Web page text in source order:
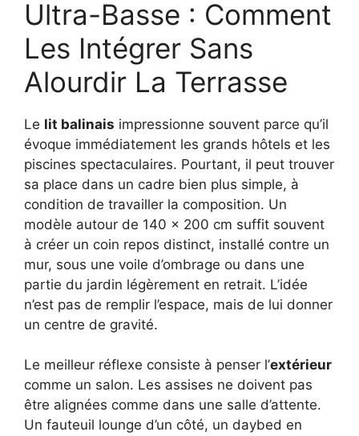
Ultra-Basse : Comment
Les Intégrer Sans
Alourdir La Terrasse
Le lit balinais impressionne souvent parce qu’il
évoque immédiatement les grands hôtels et les
piscines spectaculaires. Pourtant, il peut trouver
sa place dans un cadre bien plus simple, à
condition de travailler la composition. Un
modèle autour de 140 x 200 cm suffit souvent
à créer un coin repos distinct, installé contre un
mur, sous une voile d’ombrage ou dans une
partie du jardin légèrement en retrait. L’idée
n’est pas de remplir l’espace, mais de lui donner
un centre de gravité.
Le meilleur réflexe consiste à penser l’extérieur
comme un salon. Les assises ne doivent pas
être alignées comme dans une salle d’attente.
Un fauteuil lounge d’un côté, un daybed en